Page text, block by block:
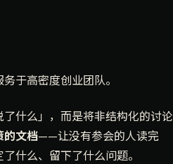
务于高密度创业团队。
什么」，而是将非结构化的讨论
的文档——让没有参会的人读完
什么、留下了什么问题。